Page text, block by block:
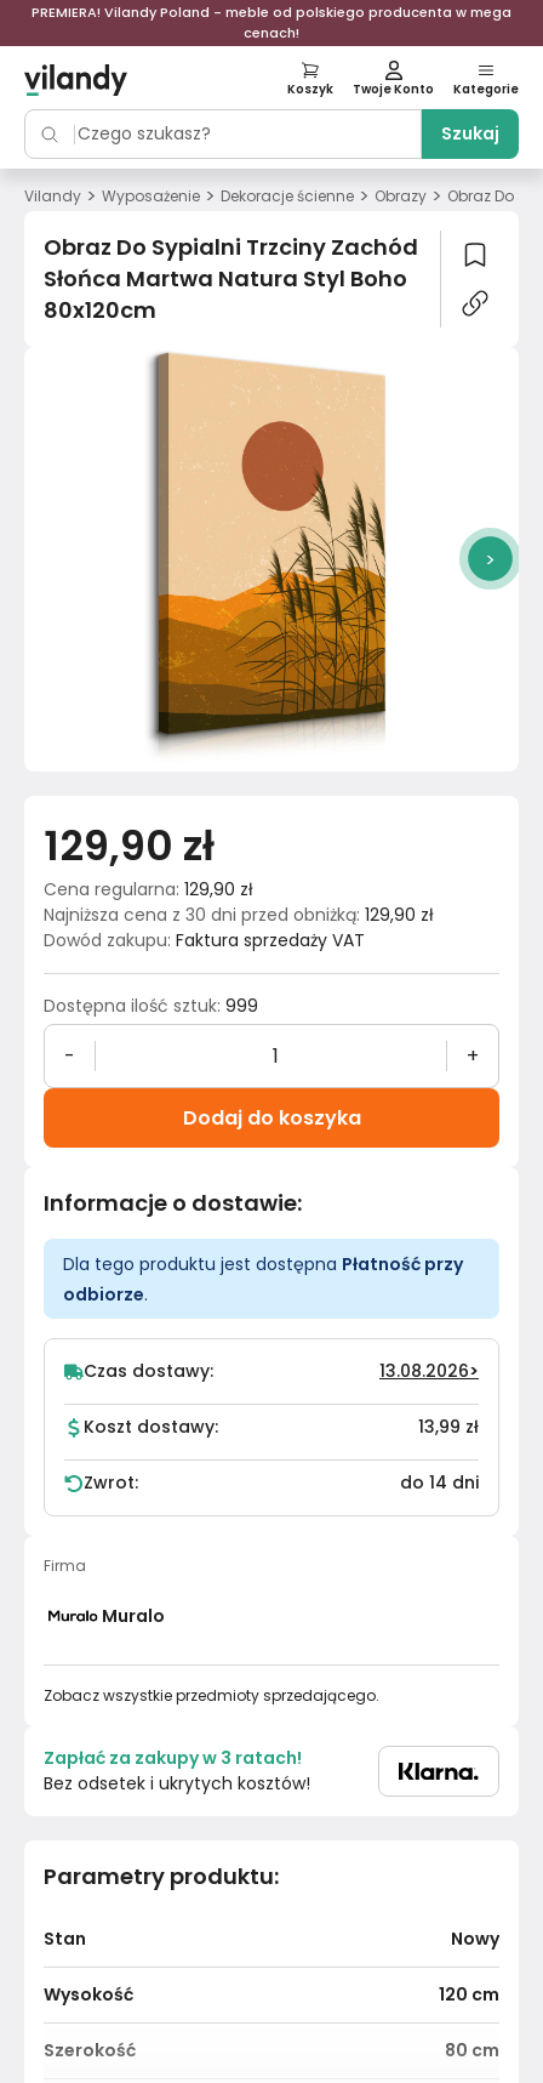
PREMIERA! Vilandy Poland - meble od polskiego producenta w mega
cenach!
Szukaj
Koszyk Twoje Konto Kategorie
Vilandy > Wyposażenie > Dekoracje ścienne > Obrazy > Obraz Do
Obraz Do Sypialni Trzciny Zachód
Słońca Martwa Natura Styl Boho
80x120cm
>
Parametry produktu:
Stan Nowy
Wysokość 120 cm
Szerokość 80 cm
129,90 zł
Cena regularna: 129,90 zł
Najniższa cena z 30 dni przed obniżką: 129,90 zł
Dowód zakupu: Faktura sprzedaży VAT
Dostępna ilość sztuk: 999
- +
Dodaj do koszyka
Informacje o dostawie:
Dla tego produktu jest dostępna Płatność przy
odbiorze.
Czas dostawy: 13.08.2026>
Koszt dostawy: 13,99 zł
Zwrot: do 14 dni
Firma
Muralo
Zobacz wszystkie przedmioty sprzedającego.
Zapłać za zakupy w 3 ratach!
Bez odsetek i ukrytych kosztów!